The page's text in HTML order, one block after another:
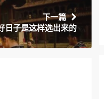
下一篇
日子是这样选出来的